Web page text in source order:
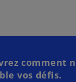
vos défis.​